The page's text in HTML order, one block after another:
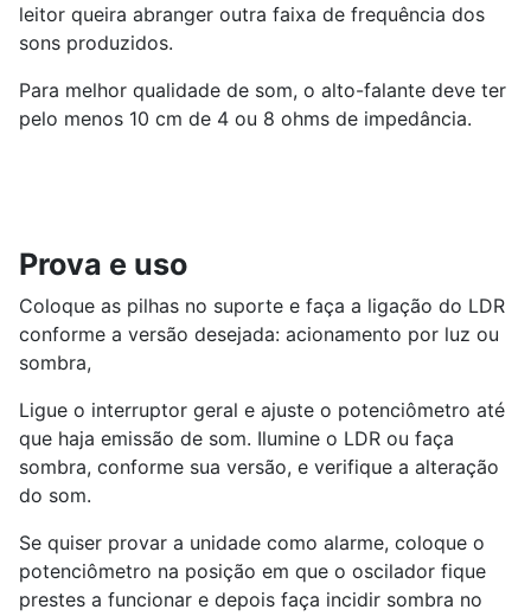
leitor queira abranger outra faixa de frequência dos
sons produzidos.
Para melhor qualidade de som, o alto-falante deve ter
pelo menos 10 cm de 4 ou 8 ohms de impedância.
Prova e uso
Coloque as pilhas no suporte e faça a ligação do LDR
conforme a versão desejada: acionamento por luz ou
sombra,
Ligue o interruptor geral e ajuste o potenciômetro até
que haja emissão de som. Ilumine o LDR ou faça
sombra, conforme sua versão, e verifique a alteração
do som.
Se quiser provar a unidade como alarme, coloque o
potenciômetro na posição em que o oscilador fique
prestes a funcionar e depois faça incidir sombra no